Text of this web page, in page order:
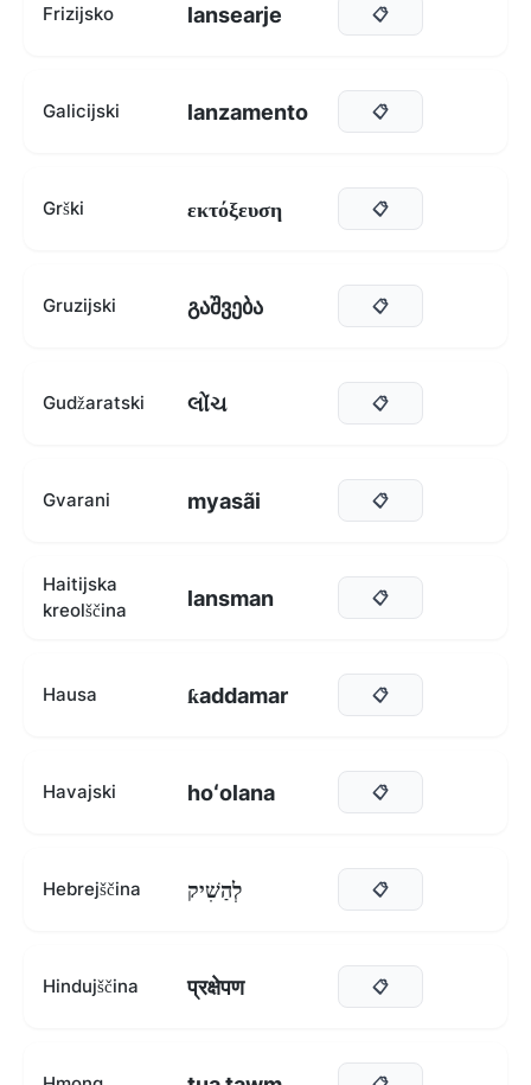
Frizijsko lansearje 📋
Galicijski lanzamento 📋
Grški εκτόξευση 📋
Gruzijski გაშვება 📋
Gudžaratski લોંચ 📋
Gvarani myasãi 📋
Haitijska
kreolščina
lansman 📋
Hausa ƙaddamar 📋
Havajski hoʻolana 📋
Hebrejščina לְהַשִׁיק 📋
Hindujščina प्रक्षेपण 📋